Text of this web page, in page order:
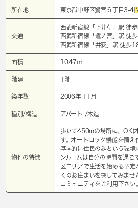
所在地 東京都中野区鷺宮６丁目3-4[
交通
西武新宿線「 下井草」駅 徒
西武新宿線「 鷺ノ宮 」駅 徒
西武新宿線「 井荻 」駅 徒歩
面積 10.47㎡
階建 1階
築年数 2006年 11月
種別/構造 アパート /木造
物件の特徴
歩いて450mの場所に、OK(
す。オートロック機能を備え
基本的に住民のみという環境
ンルームは自分の時間を過ご
区エリアで生活を始める予
くのお住まいを探してみま
コミュニティをご利用下さい。